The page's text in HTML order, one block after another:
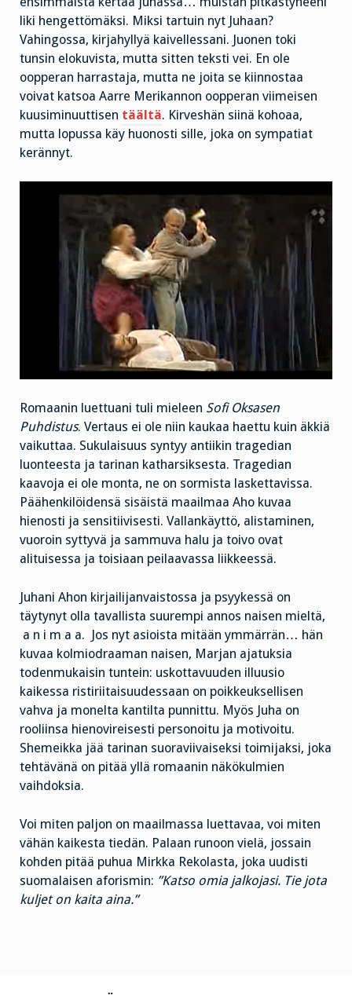
liki hengettömäksi. Miksi tartuin nyt Juhaan?
Vahingossa, kirjahyllyä kaivellessani. Juonen toki
tunsin elokuvista, mutta sitten teksti vei. En ole
oopperan harrastaja, mutta ne joita se kiinnostaa
voivat katsoa Aarre Merikannon oopperan viimeisen
kuusiminuuttisen täältä. Kirveshän siinä kohoaa,
mutta lopussa käy huonosti sille, joka on sympatiat
kerännyt.
Romaanin luettuani tuli mieleen Sofi Oksasen
Puhdistus. Vertaus ei ole niin kaukaa haettu kuin äkkiä
vaikuttaa. Sukulaisuus syntyy antiikin tragedian
luonteesta ja tarinan katharsiksesta. Tragedian
kaavoja ei ole monta, ne on sormista laskettavissa.
Päähenkilöidensä sisäistä maailmaa Aho kuvaa
hienosti ja sensitiivisesti. Vallankäyttö, alistaminen,
vuoroin syttyvä ja sammuva halu ja toivo ovat
alituisessa ja toisiaan peilaavassa liikkeessä.
Juhani Ahon kirjailijanvaistossa ja psyykessä on
täytynyt olla tavallista suurempi annos naisen mieltä,
a n i m a a. Jos nyt asioista mitään ymmärrän… hän
kuvaa kolmiodraaman naisen, Marjan ajatuksia
todenmukaisin tuntein: uskottavuuden illuusio
kaikessa ristiriitaisuudessaan on poikkeuksellisen
vahva ja monelta kantilta punnittu. Myös Juha on
rooliinsa hienovireisesti personoitu ja motivoitu.
Shemeikka jää tarinan suoraviivaiseksi toimijaksi, joka
tehtävänä on pitää yllä romaanin näkökulmien
vaihdoksia.
Voi miten paljon on maailmassa luettavaa, voi miten
vähän kaikesta tiedän. Palaan runoon vielä, jossain
kohden pitää puhua Mirkka Rekolasta, joka uudisti
suomalaisen aforismin: ”Katso omia jalkojasi. Tie jota
kuljet on kaita aina.”